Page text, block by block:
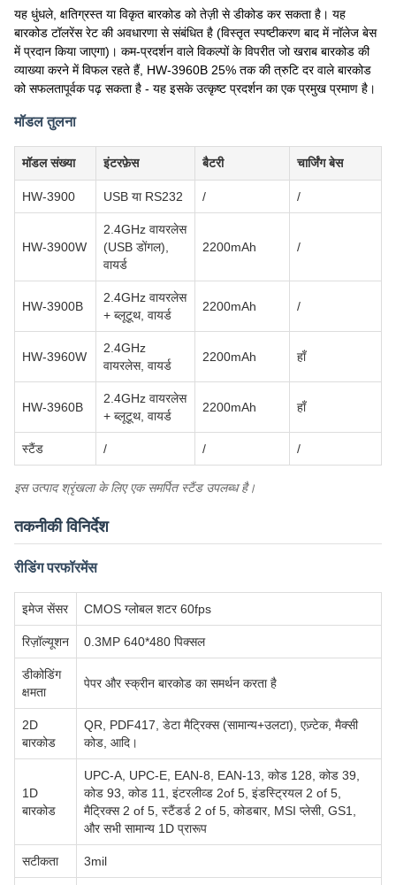
यह धुंधले, क्षतिग्रस्त या विकृत बारकोड को तेज़ी से डीकोड कर सकता है। यह
बारकोड टॉलरेंस रेट की अवधारणा से संबंधित है (विस्तृत स्पष्टीकरण बाद में नॉलेज बेस
में प्रदान किया जाएगा)। कम-प्रदर्शन वाले विकल्पों के विपरीत जो खराब बारकोड की
व्याख्या करने में विफल रहते हैं, HW-3960B 25% तक की त्रुटि दर वाले बारकोड
को सफलतापूर्वक पढ़ सकता है - यह इसके उत्कृष्ट प्रदर्शन का एक प्रमुख प्रमाण है।
मॉडल तुलना
मॉडल संख्या इंटरफ़ेस बैटरी चार्जिंग बेस
HW-3900 USB या RS232 / /
HW-3900W
2.4GHz वायरलेस
(USB डोंगल),
वायर्ड
2200mAh /
HW-3900B
2.4GHz वायरलेस
+ ब्लूटूथ, वायर्ड
2200mAh /
HW-3960W
2.4GHz
वायरलेस, वायर्ड
2200mAh हाँ
HW-3960B
2.4GHz वायरलेस
+ ब्लूटूथ, वायर्ड
2200mAh हाँ
स्टैंड / / /
इस उत्पाद श्रृंखला के लिए एक समर्पित स्टैंड उपलब्ध है।
तकनीकी विनिर्देश
रीडिंग परफॉरमेंस
इमेज सेंसर CMOS ग्लोबल शटर 60fps
रिज़ॉल्यूशन 0.3MP 640*480 पिक्सल
डीकोडिंग
क्षमता
पेपर और स्क्रीन बारकोड का समर्थन करता है
2D
बारकोड
QR, PDF417, डेटा मैट्रिक्स (सामान्य+उलटा), एज़्टेक, मैक्सी
कोड, आदि।
1D
बारकोड
UPC-A, UPC-E, EAN-8, EAN-13, कोड 128, कोड 39,
कोड 93, कोड 11, इंटरलीव्ड 2of 5, इंडस्ट्रियल 2 of 5,
मैट्रिक्स 2 of 5, स्टैंडर्ड 2 of 5, कोडबार, MSI प्लेसी, GS1,
और सभी सामान्य 1D प्रारूप
सटीकता 3mil